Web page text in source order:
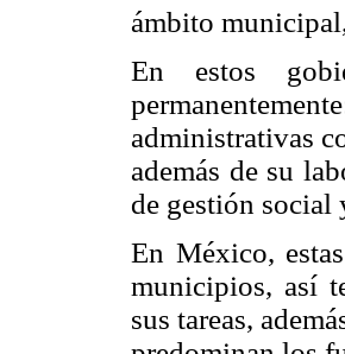
ámbito
En estos
administrativas
además de su
de gestión social
En México,
municipios, así
sus tareas,